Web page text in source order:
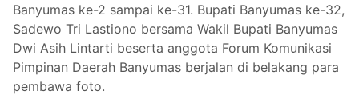
Banyumas ke-2 sampai ke-31. Bupati Banyumas ke-32,
Sadewo Tri Lastiono bersama Wakil Bupati Banyumas
Dwi Asih Lintarti beserta anggota Forum Komunikasi
Pimpinan Daerah Banyumas berjalan di belakang para
pembawa foto.